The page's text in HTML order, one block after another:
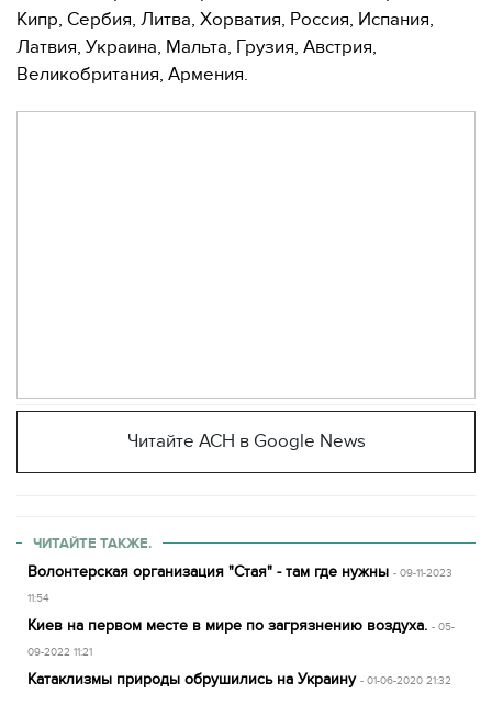
Кипр, Сербия, Литва, Хорватия, Россия, Испания,
Латвия, Украина, Мальта, Грузия, Австрия,
Великобритания, Армения.
Читайте АСН в Google News
ЧИТАЙТЕ ТАКЖЕ.
Волонтерская организация "Стая" - там где нужны - 09-11-2023
11:54
Киев на первом месте в мире по загрязнению воздуха. - 05-
09-2022 11:21
Катаклизмы природы обрушились на Украину - 01-06-2020 21:32